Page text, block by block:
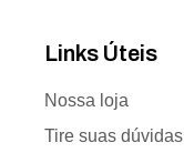
Links Úteis
Nossa loja
Tire suas dúvidas